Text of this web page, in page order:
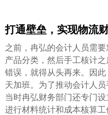
打通壁垒，实现物流
之前，冉弘的会计人员需
产品分类，然后手工核计
错误，就得从头再来。因
天加班。为了推动会计人
当时冉弘财务部门还专门
进行材料统计和成本核算